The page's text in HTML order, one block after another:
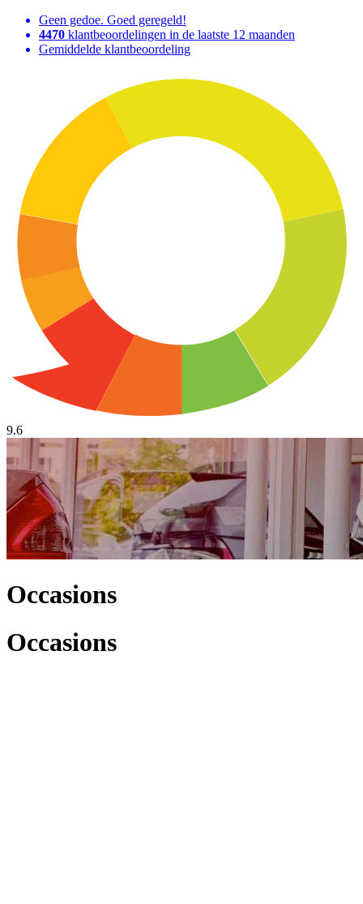
Geen gedoe. Goed geregeld!
4470 klantbeoordelingen in de laatste 12 maanden
Gemiddelde klantbeoordeling
9.6
Occasions
Occasions